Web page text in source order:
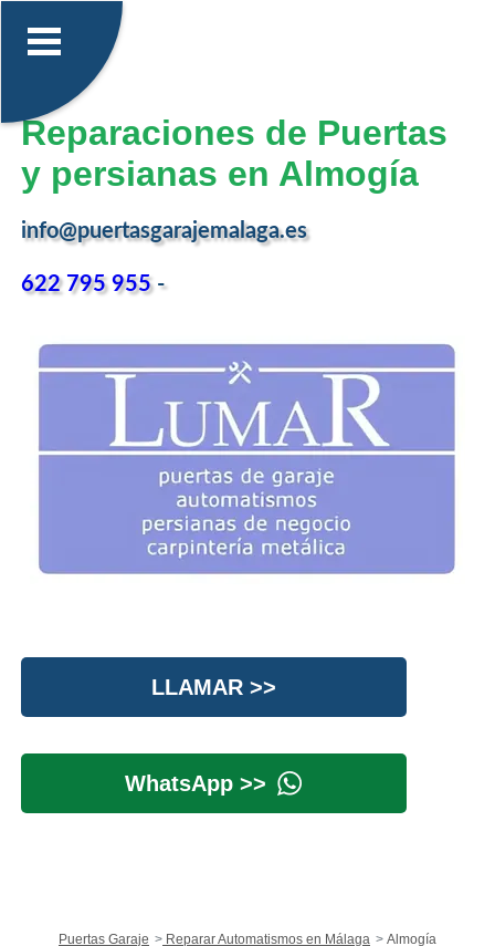
Reparaciones de Puertas
y persianas en Almogía
info@puertasgarajemalaga.es
622 795 955-
LLAMAR >>
WhatsApp >>
Puertas Garaje Reparar Automatismos en Málaga Almogía